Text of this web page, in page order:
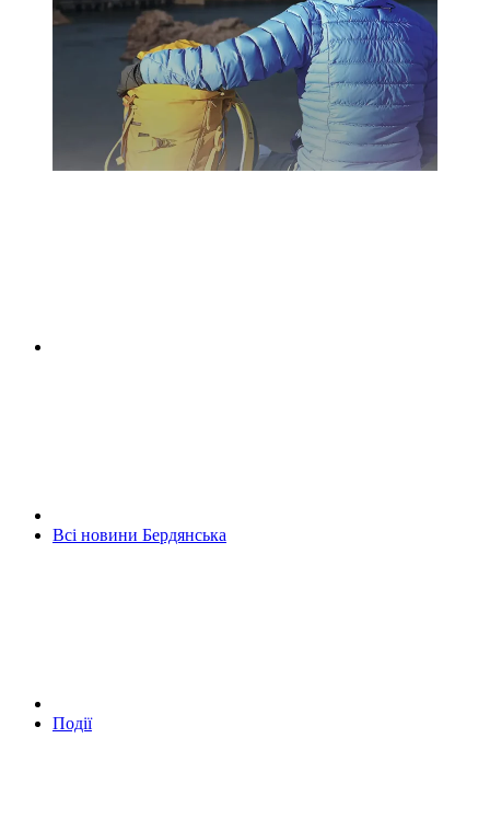
Всі новини Бердянська
Події